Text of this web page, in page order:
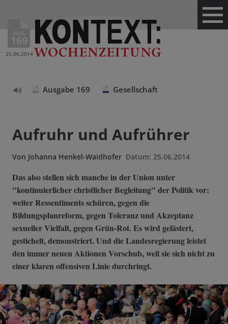
Ausg.
169
25.06.2014
Ausgabe 169 Gesellschaft
Aufruhr und Aufrührer
Von Johanna Henkel-Waidhofer Datum: 25.06.2014
Das also stellen sich manche in der Union unter
"kontinuierlicher christlicher Begleitung" der Politik vor:
weiter Ressentiments schüren, gegen die
Bildungsplanreform, gegen Toleranz und Akzeptanz
sexueller Vielfalt, gegen Grün-Rot. Es wird gelästert,
gestichelt, demonstriert. Und die Landesregierung leistet
den immer neuen Aktionen Vorschub, weil sie sich nicht zu
einer klaren offensiven Linie durchringt.